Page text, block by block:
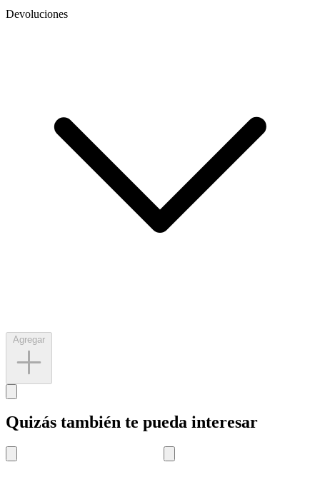
Devoluciones
Quizás también te pueda interesar